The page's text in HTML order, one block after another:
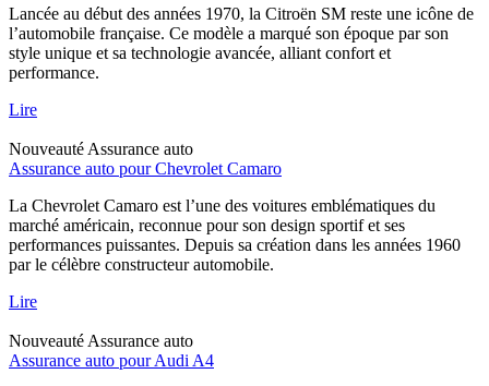
Lancée au début des années 1970, la Citroën SM reste une icône de
l’automobile française. Ce modèle a marqué son époque par son
style unique et sa technologie avancée, alliant confort et
performance.
Lire
Nouveauté Assurance auto
Assurance auto pour Chevrolet Camaro
La Chevrolet Camaro est l’une des voitures emblématiques du
marché américain, reconnue pour son design sportif et ses
performances puissantes. Depuis sa création dans les années 1960
par le célèbre constructeur automobile.
Lire
Nouveauté Assurance auto
Assurance auto pour Audi A4